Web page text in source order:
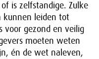
is zelfstandige. Zulke
kunnen leiden tot
voor gezond en veilig
moeten weten
én de wet naleven,